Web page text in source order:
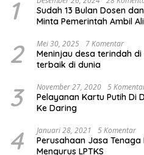
1
Sudah 13 Bulan Dosen
Minta Pemerintah Ambil
2 Mei 30, 2025 7 Komentar
Meninjau desa terindah
terbaik di dunia
3 November 27, 2020 5
Pelayanan Kartu Putih Di
Ke Daring
4 Januari 28, 2021 5 Komentar
Perusahaan Jasa
Mengurus LPTKS